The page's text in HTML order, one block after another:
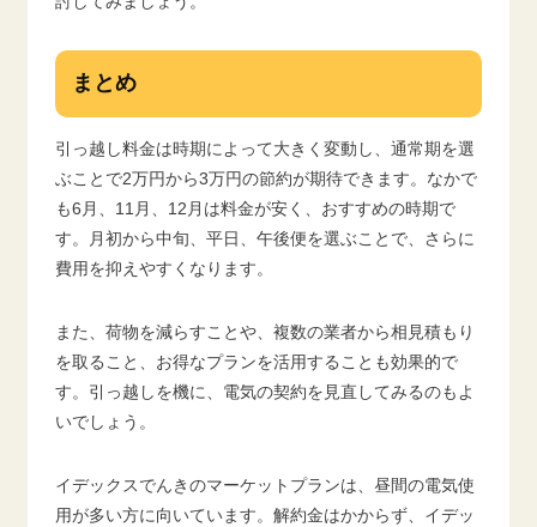
まとめ
引っ越し料金は時期によって大きく変動し、通常期を選
ぶことで2万円から3万円の節約が期待できます。なかで
も6月、11月、12月は料金が安く、おすすめの時期で
す。月初から中旬、平日、午後便を選ぶことで、さらに
費用を抑えやすくなります。
また、荷物を減らすことや、複数の業者から相見積もり
を取ること、お得なプランを活用することも効果的で
す。引っ越しを機に、電気の契約を見直してみるのもよ
いでしょう。
イデックスでんきのマーケットプランは、昼間の電気使
用が多い方に向いています。解約金はかからず、イデッ